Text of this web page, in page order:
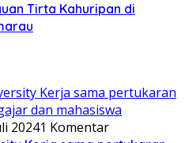
Tirta Kahuripan di
20241 Komentar